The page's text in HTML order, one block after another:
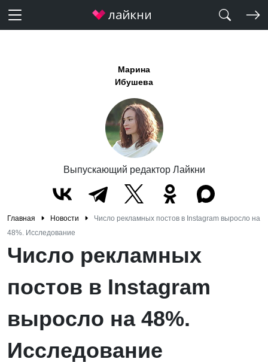
Марина
Ибушева
Выпускающий редактор Лайкни
Главная Новости
Число рекламных постов в Instagram выросло на
48%. Исследование
Число рекламных
постов в Instagram
выросло на 48%.
Исследование